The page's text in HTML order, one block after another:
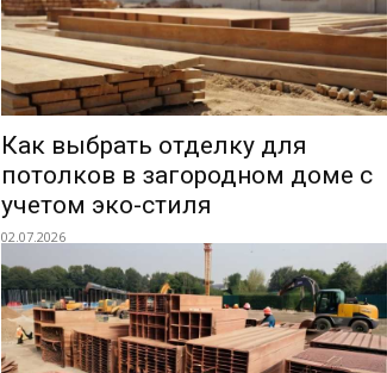
Как выбрать отделку для
потолков в загородном доме с
учетом эко-стиля
02.07.2026